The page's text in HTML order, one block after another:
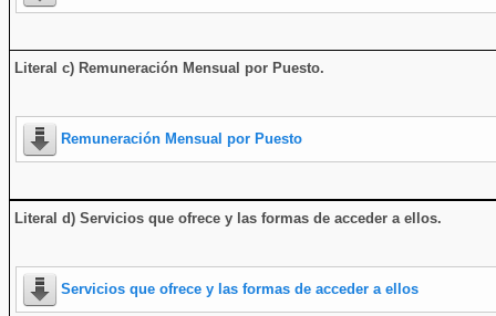
Literal c) Remuneración Mensual por Puesto.
Remuneración Mensual por Puesto
Literal d) Servicios que ofrece y las formas de acceder a ellos.
Servicios que ofrece y las formas de acceder a ellos